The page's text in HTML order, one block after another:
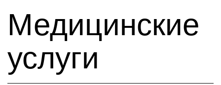
Медицинские
услуги